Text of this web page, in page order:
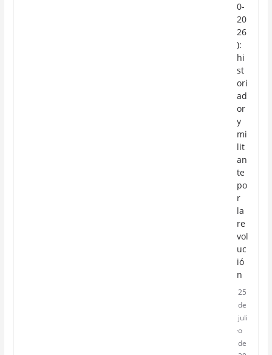
0-
20
26
):
hi
st
ori
ad
or
y
mi
lit
an
te
po
r
la
re
vol
uc
ió
n
25
de
juli
o
de